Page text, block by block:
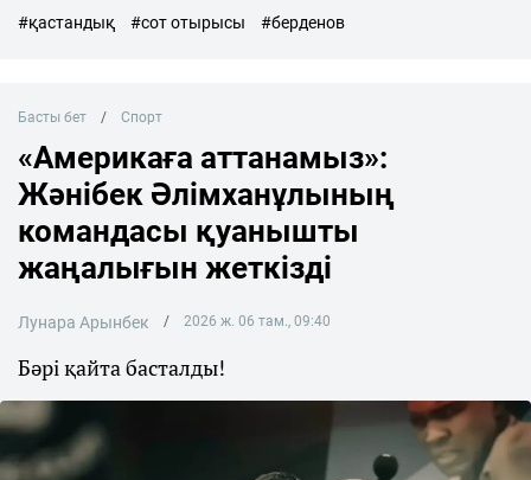
#қастандық #сот отырысы #берденов
Басты бет Спорт
«Америкаға аттанамыз»:
Жәнібек Әлімханұлының
командасы қуанышты
жаңалығын жеткізді
Лунара Арынбек 2026 ж. 06 там., 09:40
Бәрі қайта басталды!